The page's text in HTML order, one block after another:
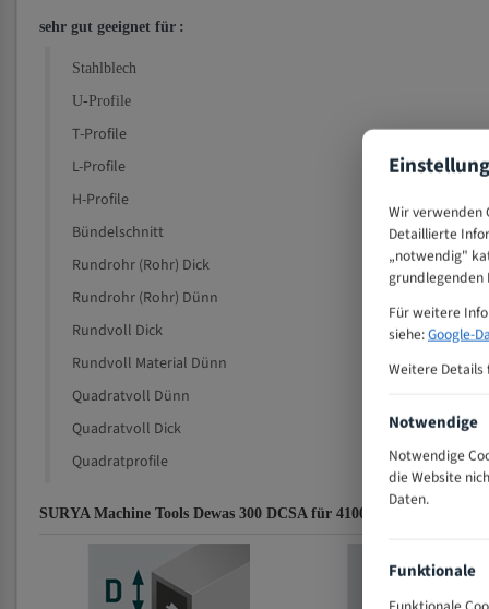
sehr gut geeignet für :
Stahlblech
U-Profile
T-Profile
L-Profile
H-Profile
Bündelschnitt
Rundrohr (Rohr) Dick
Rundrohr (Rohr) Dünn
Rundvoll Dick
Rundvoll Material Dünn
Quadratvoll Dünn
Quadratvoll Dick
Quadratprofile
SURYA Machine Tools Dewas 300 DCSA für 4100 mm Bi-Metall
Wir verwenden
Detaillierte
„notwendig"
grundlegenden
Für weitere
siehe:Google-
Weitere Details
Notwendige
Notwendige
die Website
Daten.
Funktionale